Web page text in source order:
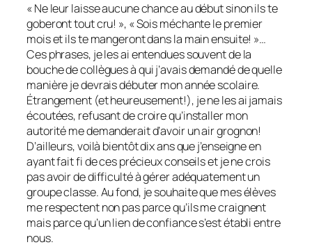
« Ne leur laisse aucune chance au début sinon ils te
goberont tout cru! », « Sois méchante le premier
mois et ils te mangeront dans la main ensuite! »…
Ces phrases, je les ai entendues souvent de la
bouche de collègues à qui j’avais demandé de quelle
manière je devrais débuter mon année scolaire.
Étrangement (et heureusement!), je ne les ai jamais
écoutées, refusant de croire qu’installer mon
autorité me demanderait d’avoir un air grognon!
D’ailleurs, voilà bientôt dix ans que j’enseigne en
ayant fait fi de ces précieux conseils et je ne crois
pas avoir de difficulté à gérer adéquatement un
groupe classe. Au fond, je souhaite que mes élèves
me respectent non pas parce qu’ils me craignent
mais parce qu’un lien de confiance s’est établi entre
nous.